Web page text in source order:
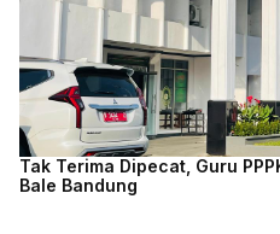
Tak Terima Dipecat, Guru
Bale Bandung